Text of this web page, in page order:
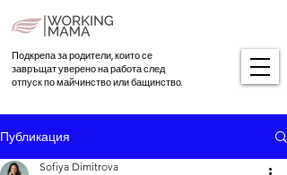
Подкрепа за родители, които се
завръщат уверено на работа след
отпуск по майчинство или бащинство.
Публикация
Sofiya Dimitrova